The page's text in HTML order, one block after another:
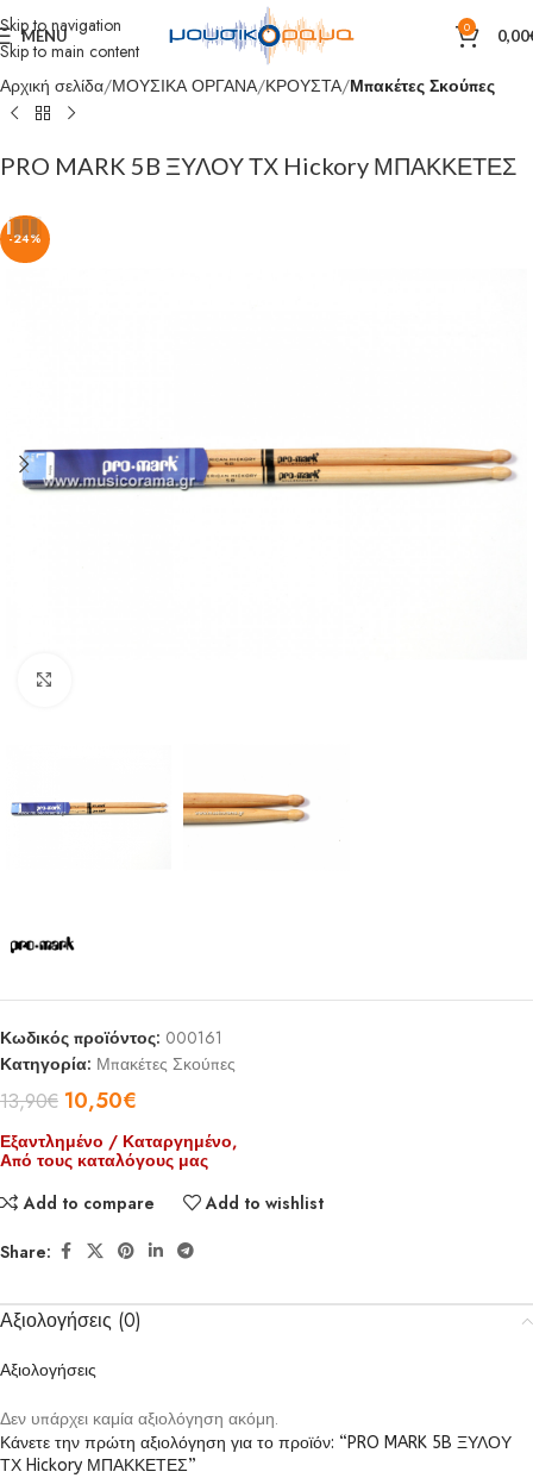
Skip to navigation
Skip to main content
MENU 0 0,00
Αρχική σελίδα ΜΟΥΣΙΚΑ ΟΡΓΑΝΑ ΚΡΟΥΣΤΑ Μπακέτες Σκούπες
PRO MARK 5B ΞΥΛΟΥ ΤΧ Hickory ΜΠΑΚΚΕΤΕΣ
-24%
Κωδικός προϊόντος: 000161
Κατηγορία: Μπακέτες Σκούπες
13,90€ 10,50€
Εξαντλημένο / Καταργημένο,
Από τους καταλόγους μας
Add to compare
Add to wishlist
Share:
Αξιολογήσεις (0)
Αξιολογήσεις
Δεν υπάρχει καμία αξιολόγηση ακόμη.
Κάνετε την πρώτη αξιολόγηση για το προϊόν: “PRO MARK 5B ΞΥΛΟΥ
ΤΧ Hickory ΜΠΑΚΚΕΤΕΣ”